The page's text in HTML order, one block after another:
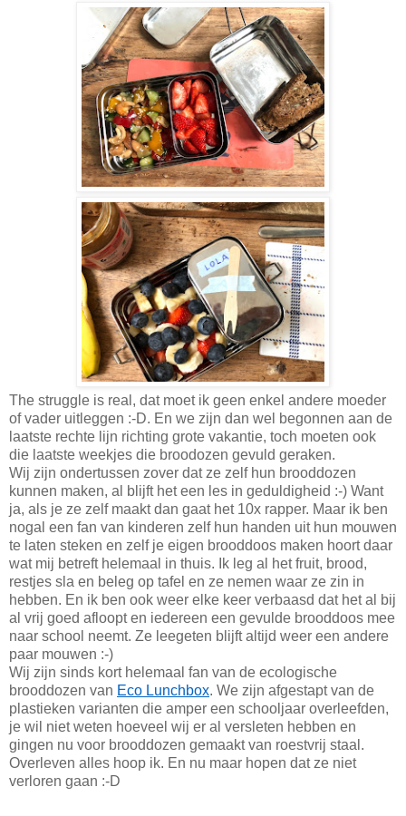
The struggle is real, dat moet ik geen enkel andere moeder
of vader uitleggen :-D. En we zijn dan wel begonnen aan de
laatste rechte lijn richting grote vakantie, toch moeten ook
die laatste weekjes die broodozen gevuld geraken.
Wij zijn ondertussen zover dat ze zelf hun brooddozen
kunnen maken, al blijft het een les in geduldigheid :-) Want
ja, als je ze zelf maakt dan gaat het 10x rapper. Maar ik ben
nogal een fan van kinderen zelf hun handen uit hun mouwen
te laten steken en zelf je eigen brooddoos maken hoort daar
wat mij betreft helemaal in thuis. Ik leg al het fruit, brood,
restjes sla en beleg op tafel en ze nemen waar ze zin in
hebben. En ik ben ook weer elke keer verbaasd dat het al bij
al vrij goed afloopt en iedereen een gevulde brooddoos mee
naar school neemt. Ze leegeten blijft altijd weer een andere
paar mouwen :-)
Wij zijn sinds kort helemaal fan van de ecologische
brooddozen van Eco Lunchbox. We zijn afgestapt van de
plastieken varianten die amper een schooljaar overleefden,
je wil niet weten hoeveel wij er al versleten hebben en
gingen nu voor brooddozen gemaakt van roestvrij staal.
Overleven alles hoop ik. En nu maar hopen dat ze niet
verloren gaan :-D